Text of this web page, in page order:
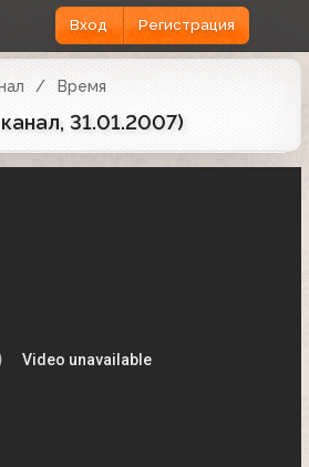
Вход Регистрация
Время
31.01.2007)